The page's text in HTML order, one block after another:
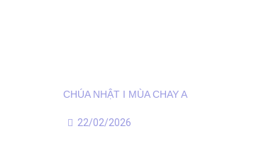
CHÚA NHẬT I MÙA CHAY A
22/02/2026